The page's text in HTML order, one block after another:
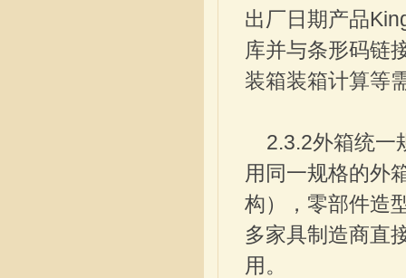
出厂日期产品
库并与条形码链
装箱装箱计算等
2.3.2外箱统一
用同一规格的外
构），零部件造
多家具制造商直
用。